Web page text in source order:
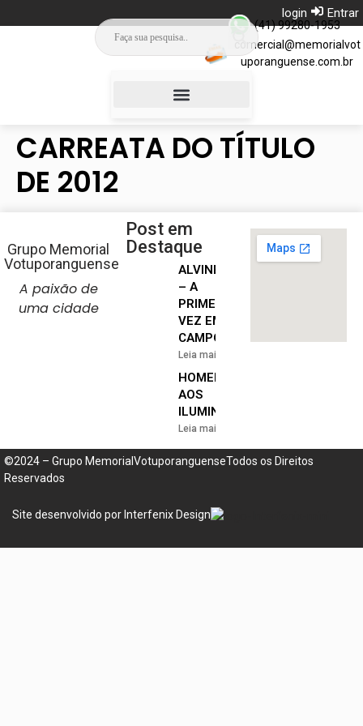
login Entrar
(41) 99280-1953
comercial@memorialvot
uporanguense.com.br
CARREATA DO TÍTULO
DE 2012
Grupo Memorial
Votuporanguense
A paixão de
uma cidade
Post em
Destaque
ALVINEGRA
– A
PRIMEIRA
VEZ EM
CAMPO
Leia mais »
HOMENAGEM
AOS
ILUMINADOS
Leia mais »
©2024 – Grupo MemorialVotuporanguenseTodos os Direitos
Reservados
Site desenvolvido por Interfenix Design